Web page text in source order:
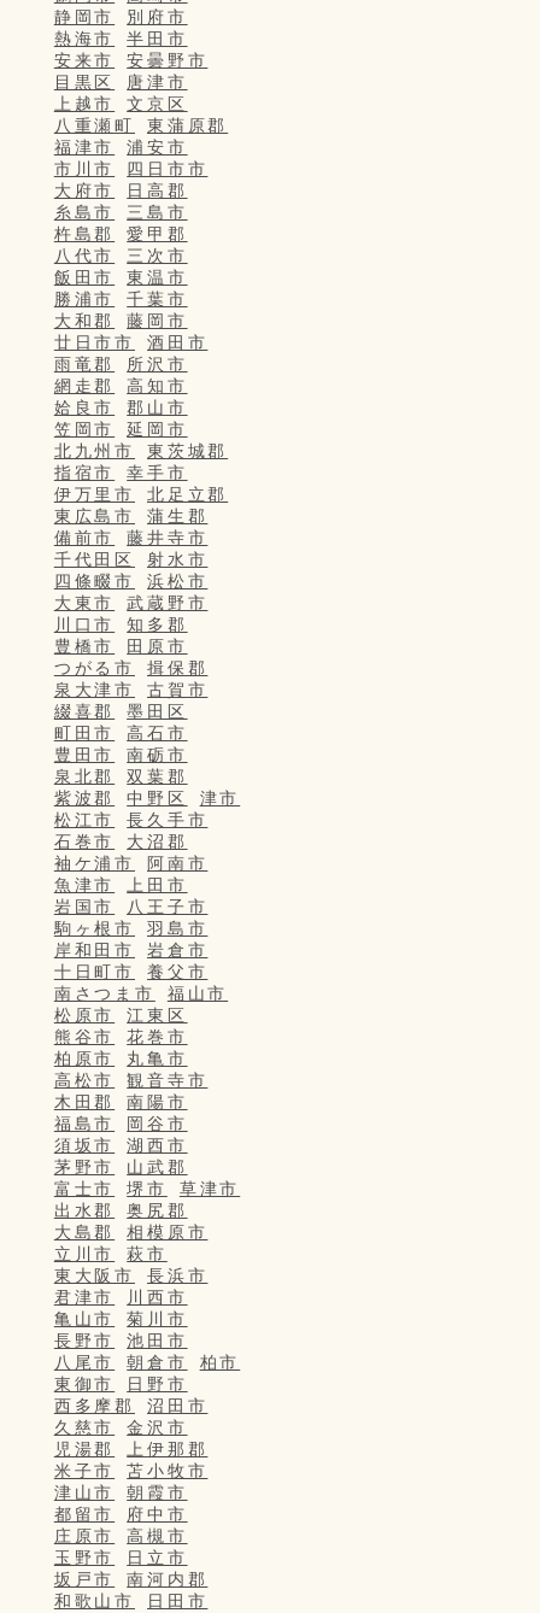
静岡市
別府市
熱海市
半田市
安来市
安曇野市
目黒区
唐津市
上越市
文京区
八重瀬町
東蒲原郡
福津市
浦安市
市川市
四日市市
大府市
日高郡
糸島市
三島市
杵島郡
愛甲郡
八代市
三次市
飯田市
東温市
勝浦市
千葉市
大和郡
藤岡市
廿日市市
酒田市
雨竜郡
所沢市
網走郡
高知市
姶良市
郡山市
笠岡市
延岡市
北九州市
東茨城郡
指宿市
幸手市
伊万里市
北足立郡
東広島市
蒲生郡
備前市
藤井寺市
千代田区
射水市
四條畷市
浜松市
大東市
武蔵野市
川口市
知多郡
豊橋市
田原市
つがる市
揖保郡
泉大津市
古賀市
綴喜郡
墨田区
町田市
高石市
豊田市
南砺市
泉北郡
双葉郡
紫波郡
中野区
津市
松江市
長久手市
石巻市
大沼郡
袖ケ浦市
阿南市
魚津市
上田市
岩国市
八王子市
駒ヶ根市
羽島市
岸和田市
岩倉市
十日町市
養父市
南さつま市
福山市
松原市
江東区
熊谷市
花巻市
柏原市
丸亀市
高松市
観音寺市
木田郡
南陽市
福島市
岡谷市
須坂市
湖西市
茅野市
山武郡
富士市
堺市
草津市
出水郡
奥尻郡
大島郡
相模原市
立川市
萩市
東大阪市
長浜市
君津市
川西市
亀山市
菊川市
長野市
池田市
八尾市
朝倉市
柏市
東御市
日野市
西多摩郡
沼田市
久慈市
金沢市
児湯郡
上伊那郡
米子市
苫小牧市
津山市
朝霞市
都留市
府中市
庄原市
高槻市
玉野市
日立市
坂戸市
南河内郡
和歌山市
日田市